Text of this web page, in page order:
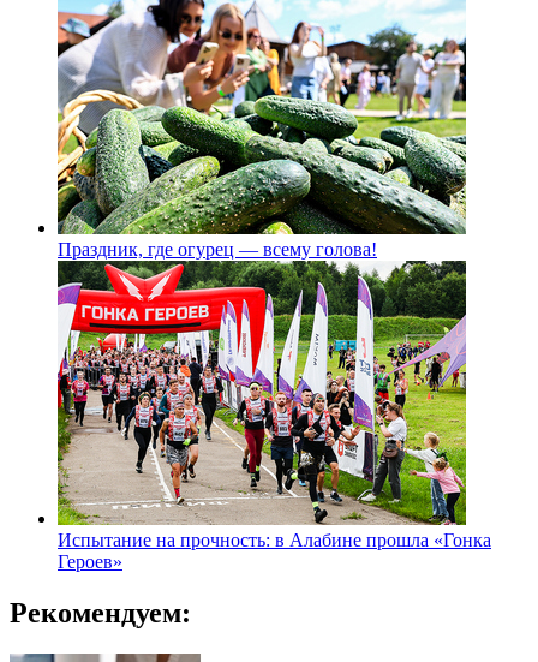
Праздник, где огурец — всему голова!
Испытание на прочность: в Алабине прошла «Гонка
Героев»
Рекомендуем: